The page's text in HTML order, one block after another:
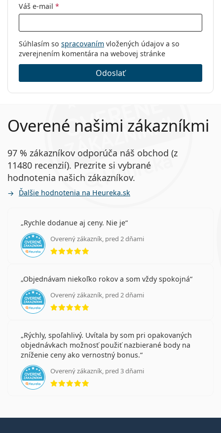
Váš e-mail *
Súhlasím so spracovaním vložených údajov a so
zverejnením komentára na webovej stránke
Odoslať
Overené našimi zákazníkmi
97 % zákazníkov odporúča náš obchod (z
11480 recenzií). Prezrite si vybrané
hodnotenia našich zákazníkov.
Ďalšie hodnotenia na Heureka.sk
Rychle dodanue aj ceny. Nie je
Overený zákazník, pred 2 dňami
hodnotenie 5 z 5
Objednávam niekoľko rokov a som vždy spokojná
Overený zákazník, pred 2 dňami
hodnotenie 5 z 5
Rýchly, spoľahlivý. Uvítala by som pri opakovaných
objednávkach možnosť použiť nazbierané body na
zníženie ceny ako vernostný bonus.
Overený zákazník, pred 3 dňami
hodnotenie 5 z 5